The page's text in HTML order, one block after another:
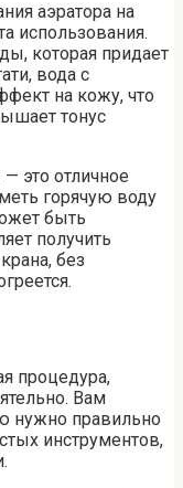
аэратора на
использования.
которая придает
вода с
на кожу, что
тонус
это отличное
горячую воду
быть
получить
без
процедура,
Вам
нужно правильно
инструментов,